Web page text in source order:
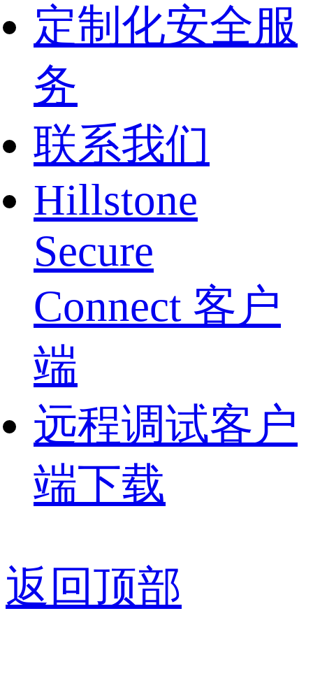
定制化安全服
务
联系我们
Hillstone
Secure
Connect 客户
端
远程调试客户
端下载
返回顶部